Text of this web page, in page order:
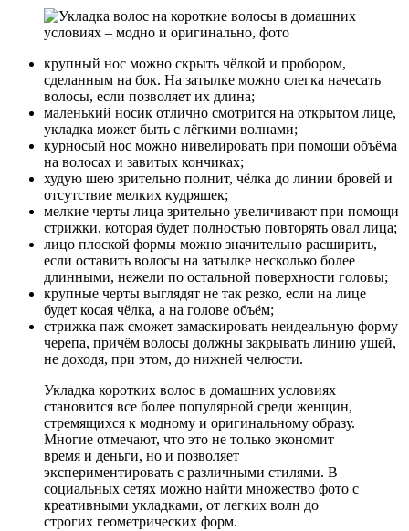
крупный нос можно скрыть чёлкой и пробором,
сделанным на бок. На затылке можно слегка начесать
волосы, если позволяет их длина;
маленький носик отлично смотрится на открытом лице,
укладка может быть с лёгкими волнами;
курносый нос можно нивелировать при помощи объёма
на волосах и завитых кончиках;
худую шею зрительно полнит, чёлка до линии бровей и
отсутствие мелких кудряшек;
мелкие черты лица зрительно увеличивают при помощи
стрижки, которая будет полностью повторять овал лица;
лицо плоской формы можно значительно расширить,
если оставить волосы на затылке несколько более
длинными, нежели по остальной поверхности головы;
крупные черты выглядят не так резко, если на лице
будет косая чёлка, а на голове объём;
стрижка паж сможет замаскировать неидеальную форму
черепа, причём волосы должны закрывать линию ушей,
не доходя, при этом, до нижней челюсти.
Укладка коротких волос в домашних условиях
становится все более популярной среди женщин,
стремящихся к модному и оригинальному образу.
Многие отмечают, что это не только экономит
время и деньги, но и позволяет
экспериментировать с различными стилями. В
социальных сетях можно найти множество фото с
креативными укладками, от легких волн до
строгих геометрических форм.